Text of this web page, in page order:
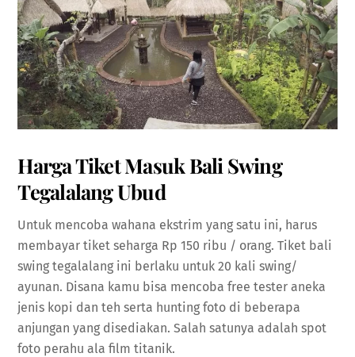
Harga Tiket Masuk Bali Swing
TegalalangUbud
Untuk mencoba wahana ekstrim yang satu ini, harus
membayar tiket seharga Rp 150 ribu / orang. Tiket bali
swing tegalalang ini berlaku untuk 20 kali swing/
ayunan. Disana kamu bisa mencoba free tester aneka
jenis kopi dan teh serta hunting foto di beberapa
anjungan yang disediakan. Salah satunya adalah spot
foto perahu ala film titanik.